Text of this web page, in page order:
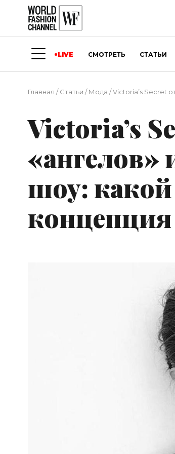
LIVE СМОТРЕТЬ СТАТЬИ
Главная /Статьи /Мода /Victoria’s Secret
Victoria’s
«ангелов»
шоу: какой
концепция